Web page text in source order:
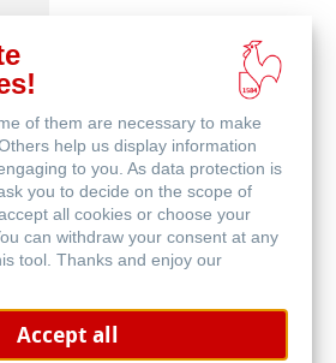
Canvas FineArt
Schutz & Archivierung
of them are necessary to make
help us display information
to you. As data protection is
you to decide on the scope of
all cookies or choose your
can withdraw your consent at any
tool. Thanks and enjoy our
Accept all